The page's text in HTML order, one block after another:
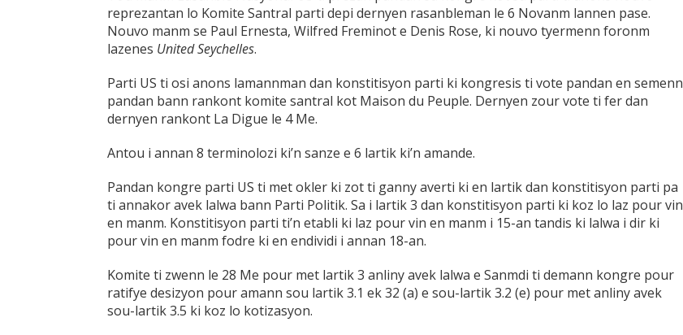
reprezantan lo Komite Santral parti depi dernyen rasanbleman le 6 Novanm lannen pase.
Nouvo manm se Paul Ernesta, Wilfred Freminot e Denis Rose, ki nouvo tyermenn foronm
lazenes United Seychelles.
Parti US ti osi anons lamannman dan konstitisyon parti ki kongresis ti vote pandan en semenn
pandan bann rankont komite santral kot Maison du Peuple. Dernyen zour vote ti fer dan
dernyen rankont La Digue le 4 Me.
Antou i annan 8 terminolozi ki’n sanze e 6 lartik ki’n amande.
Pandan kongre parti US ti met okler ki zot ti ganny averti ki en lartik dan konstitisyon parti pa
ti annakor avek lalwa bann Parti Politik. Sa i lartik 3 dan konstitisyon parti ki koz lo laz pour vin
en manm. Konstitisyon parti ti’n etabli ki laz pour vin en manm i 15-an tandis ki lalwa i dir ki
pour vin en manm fodre ki en endividi i annan 18-an.
Komite ti zwenn le 28 Me pour met lartik 3 anliny avek lalwa e Sanmdi ti demann kongre pour
ratifye desizyon pour amann sou lartik 3.1 ek 32 (a) e sou-lartik 3.2 (e) pour met anliny avek
sou-lartik 3.5 ki koz lo kotizasyon.